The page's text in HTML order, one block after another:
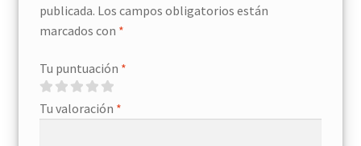
publicada. Los campos obligatorios están
marcados con *
Tu puntuación *
Tu valoración *